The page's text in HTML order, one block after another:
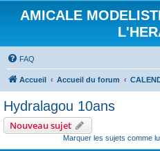
AMICALE
FAQ
Accueil Accueil du forum
Hydralagou 10ans
Nouveau sujet
Marquer les sujets comme